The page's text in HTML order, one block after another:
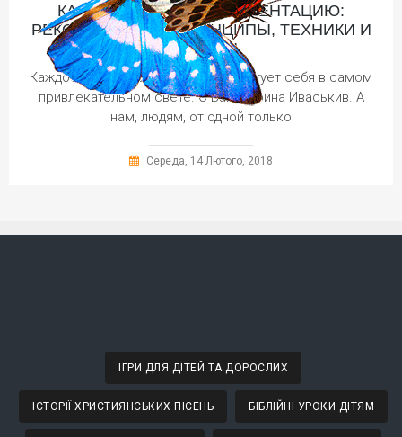
КАК ПОДГОТОВИТЬ ПРЕЗЕНТАЦИЮ:
РЕКОМЕНДАЦИИ, ПРИНЦИПЫ, ТЕХНИКИ И
ПРИЁМЫ
Каждое утро, не стесняясь, презентует себя в самом
привлекательном свете. С Вами Ирина Иваськив. А
нам, людям, от одной только
Середа, 14 Лютого, 2018
ІГРИ ДЛЯ ДІТЕЙ ТА ДОРОСЛИХ
ІСТОРІЇ ХРИСТИЯНСЬКИХ ПІСЕНЬ БІБЛІЙНІ УРОКИ ДІТЯМ